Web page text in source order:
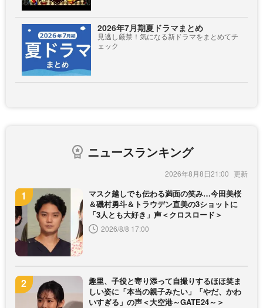
2026年7月期夏ドラマまとめ
見逃し厳禁！気になる新ドラマをまとめてチ
ェック
ニュースランキング
2026年8月8日21:00
マスク越しでも伝わる満面の笑み…今田美桜
＆磯村勇斗＆トラウデン直美の3ショットに
「3人とも大好き」声＜クロスロード＞
2026/8/8 17:00
趣里、子役と寄り添って自撮りするほほ笑ま
しい姿に「本当の親子みたい」「やだ、かわ
いすぎる」の声＜大空港～GATE24～＞